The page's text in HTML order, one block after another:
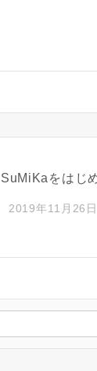
SuMiKaをはじ
2019年11月26